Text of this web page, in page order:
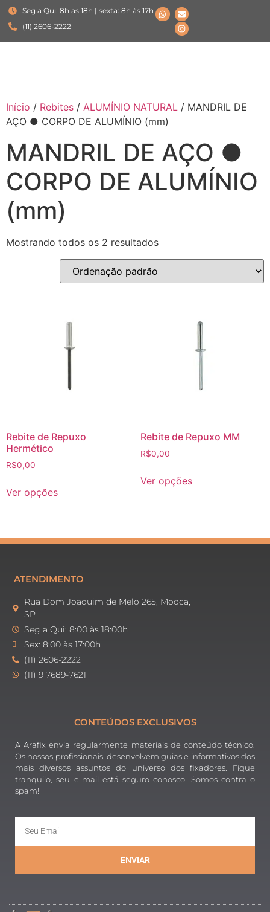
Seg a Qui: 8h as 18h | sexta: 8h às 17h
(11) 2606-2222
Início / Rebites / ALUMÍNIO NATURAL / MANDRIL DE
AÇO ● CORPO DE ALUMÍNIO (mm)
MANDRIL DE AÇO ●
CORPO DE ALUMÍNIO
(mm)
Mostrando todos os 2 resultados
Rebite de Repuxo
Hermético
R$0,00
Ver opções
Rebite de Repuxo MM
R$0,00
Ver opções
ATENDIMENTO
Rua Dom Joaquim de Melo 265, Mooca,
SP
Seg a Qui: 8:00 às 18:00h
Sex: 8:00 às 17:00h
(11) 2606-2222
(11) 9 7689-7621
CONTEÚDOS EXCLUSIVOS
A Arafix envia regularmente materiais de conteúdo técnico.
Os nossos profissionais, desenvolvem guias e informativos dos
mais diversos assuntos do universo dos fixadores. Fique
tranquilo, seu e-mail está seguro conosco. Somos contra o
spam!
ENVIAR